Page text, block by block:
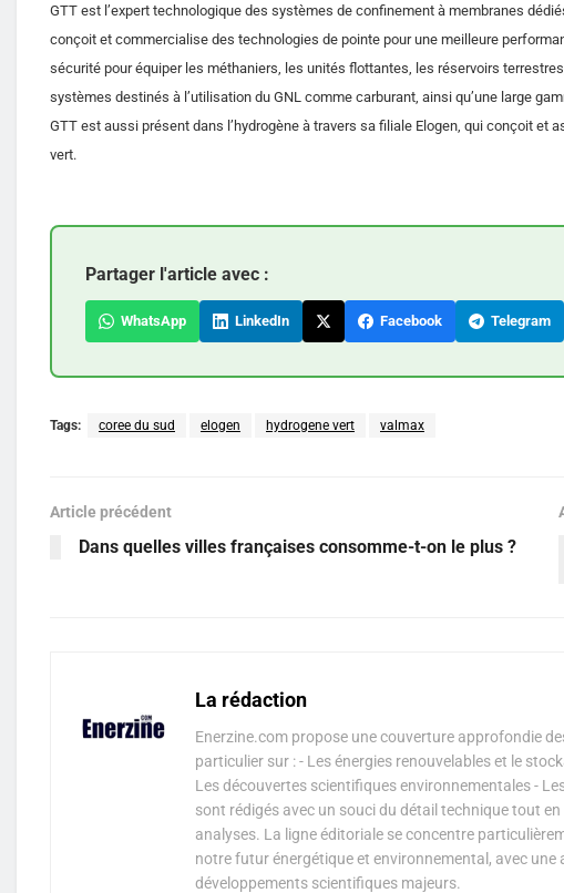
GTT est l’expert technologique des systèmes de confinement à membranes
conçoit et commercialise des technologies de pointe pour une meilleure
sécurité pour équiper les méthaniers, les unités flottantes, les réservoirs
systèmes destinés à l’utilisation du GNL comme carburant, ainsi qu’une large
GTT est aussi présent dans l’hydrogène à travers sa filiale Elogen, qui conçoit
vert.
Partager l'article avec :
WhatsApp LinkedIn Facebook Telegram
Tags: coree du sud elogen hydrogene vert valmax
Article précédent
Dans quelles villes françaises consomme-t-on le plus ?
La rédaction
Enerzine.com propose une couverture approfondie
particulier sur : - Les énergies renouvelables et le
Les découvertes scientifiques environnementales -
sont rédigés avec un souci du détail technique tout
analyses. La ligne éditoriale se concentre
notre futur énergétique et environnemental, avec
développements scientifiques majeurs.